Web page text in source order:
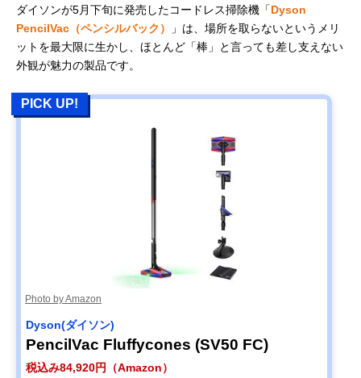
ダイソンが5月下旬に発売したコードレス掃除機「Dyson
PencilVac（ペンシルバック）
」は、場所を取らないというメリ
ットを最大限に生かし、ほとんど「棒」と言っても差し支えない
外観が魅力の製品です。
PICK UP!
Photo by Amazon
Dyson(ダイソン)
PencilVac Fluffycones (SV50 FC)
税込み84,920円（Amazon）